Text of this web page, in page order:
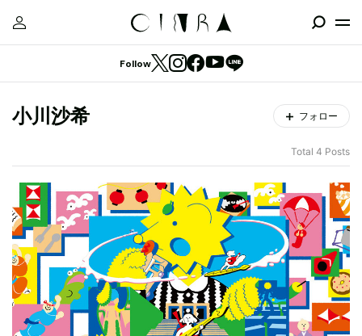
Follow
小川沙希 フォロー
Total 4 Posts